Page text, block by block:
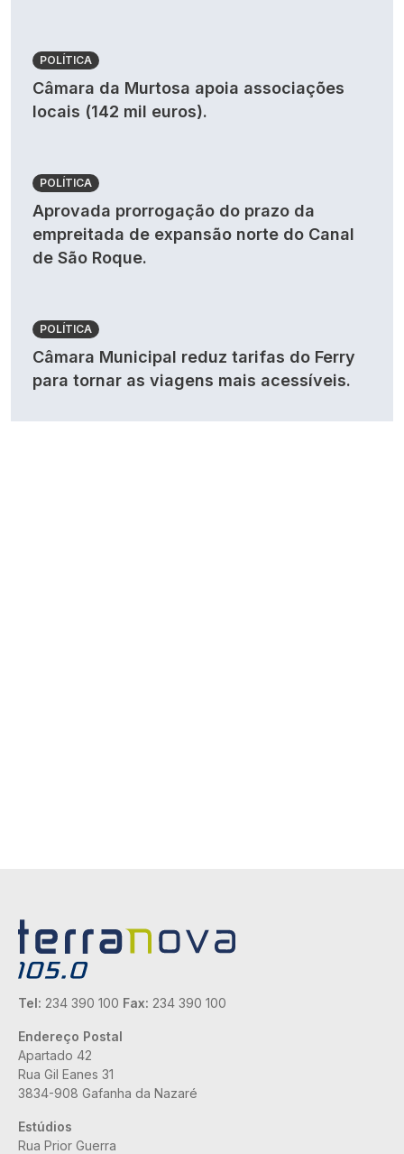
POLÍTICA
Câmara da Murtosa apoia associações
locais (142 mil euros).
POLÍTICA
Aprovada prorrogação do prazo da
empreitada de expansão norte do Canal
de São Roque.
POLÍTICA
Câmara Municipal reduz tarifas do Ferry
para tornar as viagens mais acessíveis.
Tel: 234 390 100 Fax: 234 390 100
Endereço Postal
Apartado 42
Rua Gil Eanes 31
3834-908 Gafanha da Nazaré
Estúdios
Rua Prior Guerra